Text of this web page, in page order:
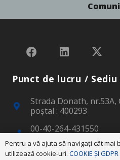
Punct de lucru / Sediu
Strada Donath, nr.53A,
poştal : 400293
00-40-264-431550
00-40-264-439222
secretariat@nord-vest.ro
Pentru a vă ajuta să navigaţi cât mai
utilizează cookie-uri. COOKIE ȘI GDPR